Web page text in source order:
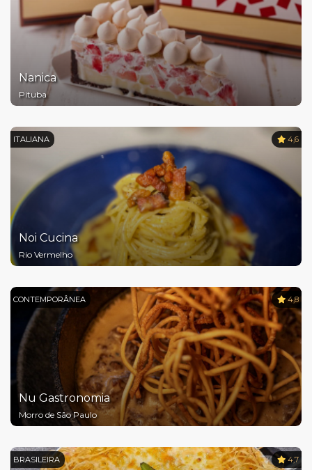
Nanica
Pituba
ITALIANA 4,6
Noi Cucina
Rio Vermelho
CONTEMPORÂNEA 4,8
Nu Gastronomia
Morro de São Paulo
BRASILEIRA 4,7